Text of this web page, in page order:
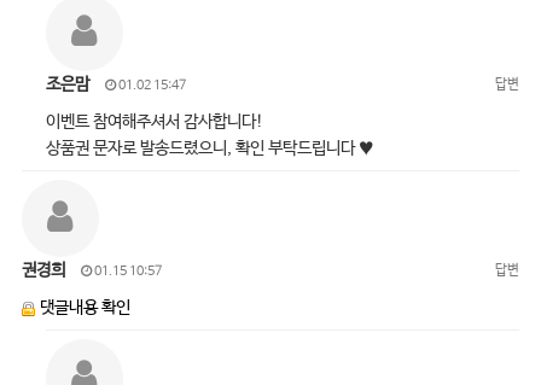
조은맘 01.02 15:47 답변
이벤트 참여해주셔서 감사합니다!
상품권 문자로 발송드렸으니, 확인 부탁드립니다 ♥
권경희 01.15 10:57 답변
댓글내용 확인